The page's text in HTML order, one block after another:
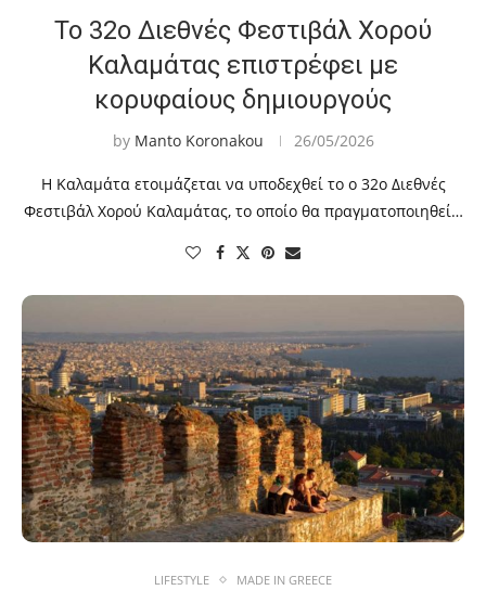
Το 32ο Διεθνές Φεστιβάλ Χορού
Καλαμάτας επιστρέφει με
κορυφαίους δημιουργούς
by Manto Koronakou 26/05/2026
Η Καλαμάτα ετοιμάζεται να υποδεχθεί το ο 32ο Διεθνές
Φεστιβάλ Χορού Καλαμάτας, το οποίο θα πραγματοποιηθεί…
LIFESTYLE MADE IN GREECE